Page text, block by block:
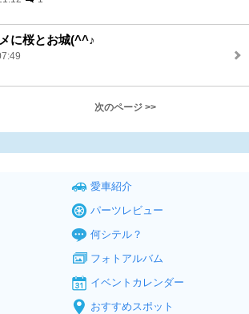
に桜とお城(^^♪
次のページ >>
愛車紹介
パーツレビュー
何シテル？
フォトアルバム
イベントカレンダー
おすすめスポット